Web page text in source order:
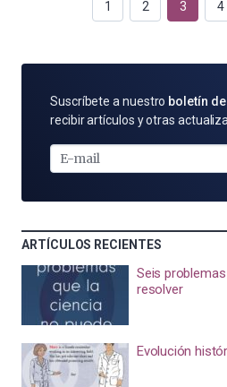
1 2 3 4
SUSCRÍBETE
POR
MAIL
Suscríbete a nuestro boletín
recibir artículos y otras
ARTÍCULOS RECIENTES
Seis
resolver
Evolución